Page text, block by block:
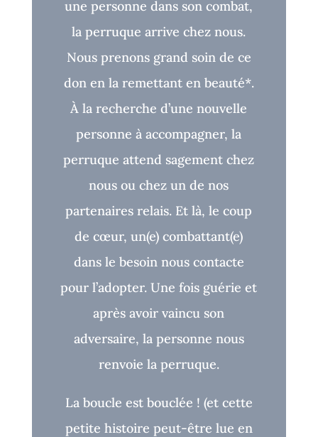
une personne dans son combat,
la perruque arrive chez nous.
Nous prenons grand soin de ce
don en la remettant en beauté*.
À la recherche d’une nouvelle
personne à accompagner, la
perruque attend sagement chez
nous ou chez un de nos
partenaires relais. Et là, le coup
de cœur, un(e) combattant(e)
dans le besoin nous contacte
pour l’adopter. Une fois guérie et
après avoir vaincu son
adversaire, la personne nous
renvoie la perruque.
La boucle est bouclée ! (et cette
petite histoire peut-être lue en